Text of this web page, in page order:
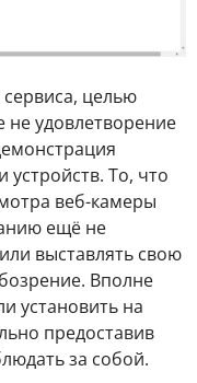
целью
не удовлетворение
устройств. То, что
веб-камеры
ещё не
выставлять свою
Вполне
установить на
предоставив
за собой.